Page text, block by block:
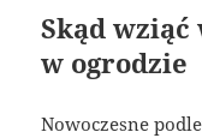
Skąd wziąć
w ogrodzie
Nowoczesne